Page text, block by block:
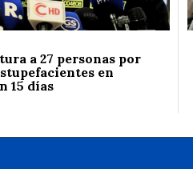
a 27 personas por
en
15 días